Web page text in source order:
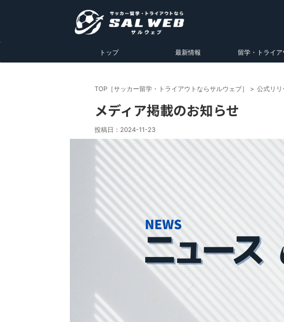
トップ 最新情報 留学・トライア
TOP［サッカー留学・トライアウトならサルウェブ］ > 公式リリ
メディア掲載のお知らせ
投稿日： 2024-11-23